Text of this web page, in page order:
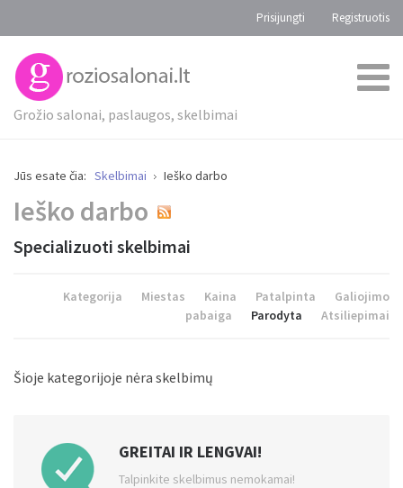
Prisijungti Registruotis
Grožio salonai, paslaugos, skelbimai
Jūs esate čia: Skelbimai Ieško darbo
Ieško darbo
Specializuoti skelbimai
Kategorija Miestas Kaina Patalpinta
Galiojimo
pabaiga
Parodyta Atsiliepimai
Šioje kategorijoje nėra skelbimų
GREITAI IR LENGVAI!
Talpinkite skelbimus nemokamai!